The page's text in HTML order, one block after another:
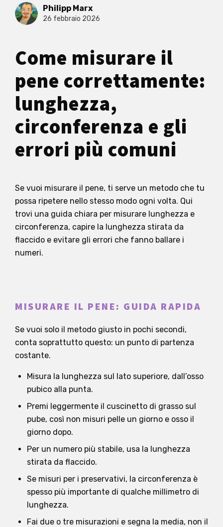
Philipp Marx
26 febbraio 2026
Come misurare il
pene correttamente:
lunghezza,
circonferenza e gli
errori più comuni
Se vuoi misurare il pene, ti serve un metodo che tu
possa ripetere nello stesso modo ogni volta. Qui
trovi una guida chiara per misurare lunghezza e
circonferenza, capire la lunghezza stirata da
flaccido e evitare gli errori che fanno ballare i
numeri.
MISURARE IL PENE: GUIDA RAPIDA
Se vuoi solo il metodo giusto in pochi secondi,
conta soprattutto questo: un punto di partenza
costante.
Misura la lunghezza sul lato superiore, dall’osso
pubico alla punta.
Premi leggermente il cuscinetto di grasso sul
pube, così non misuri pelle un giorno e osso il
giorno dopo.
Per un numero più stabile, usa la lunghezza
stirata da flaccido.
Se misuri per i preservativi, la circonferenza è
spesso più importante di qualche millimetro di
lunghezza.
Fai due o tre misurazioni e segna la media, non il